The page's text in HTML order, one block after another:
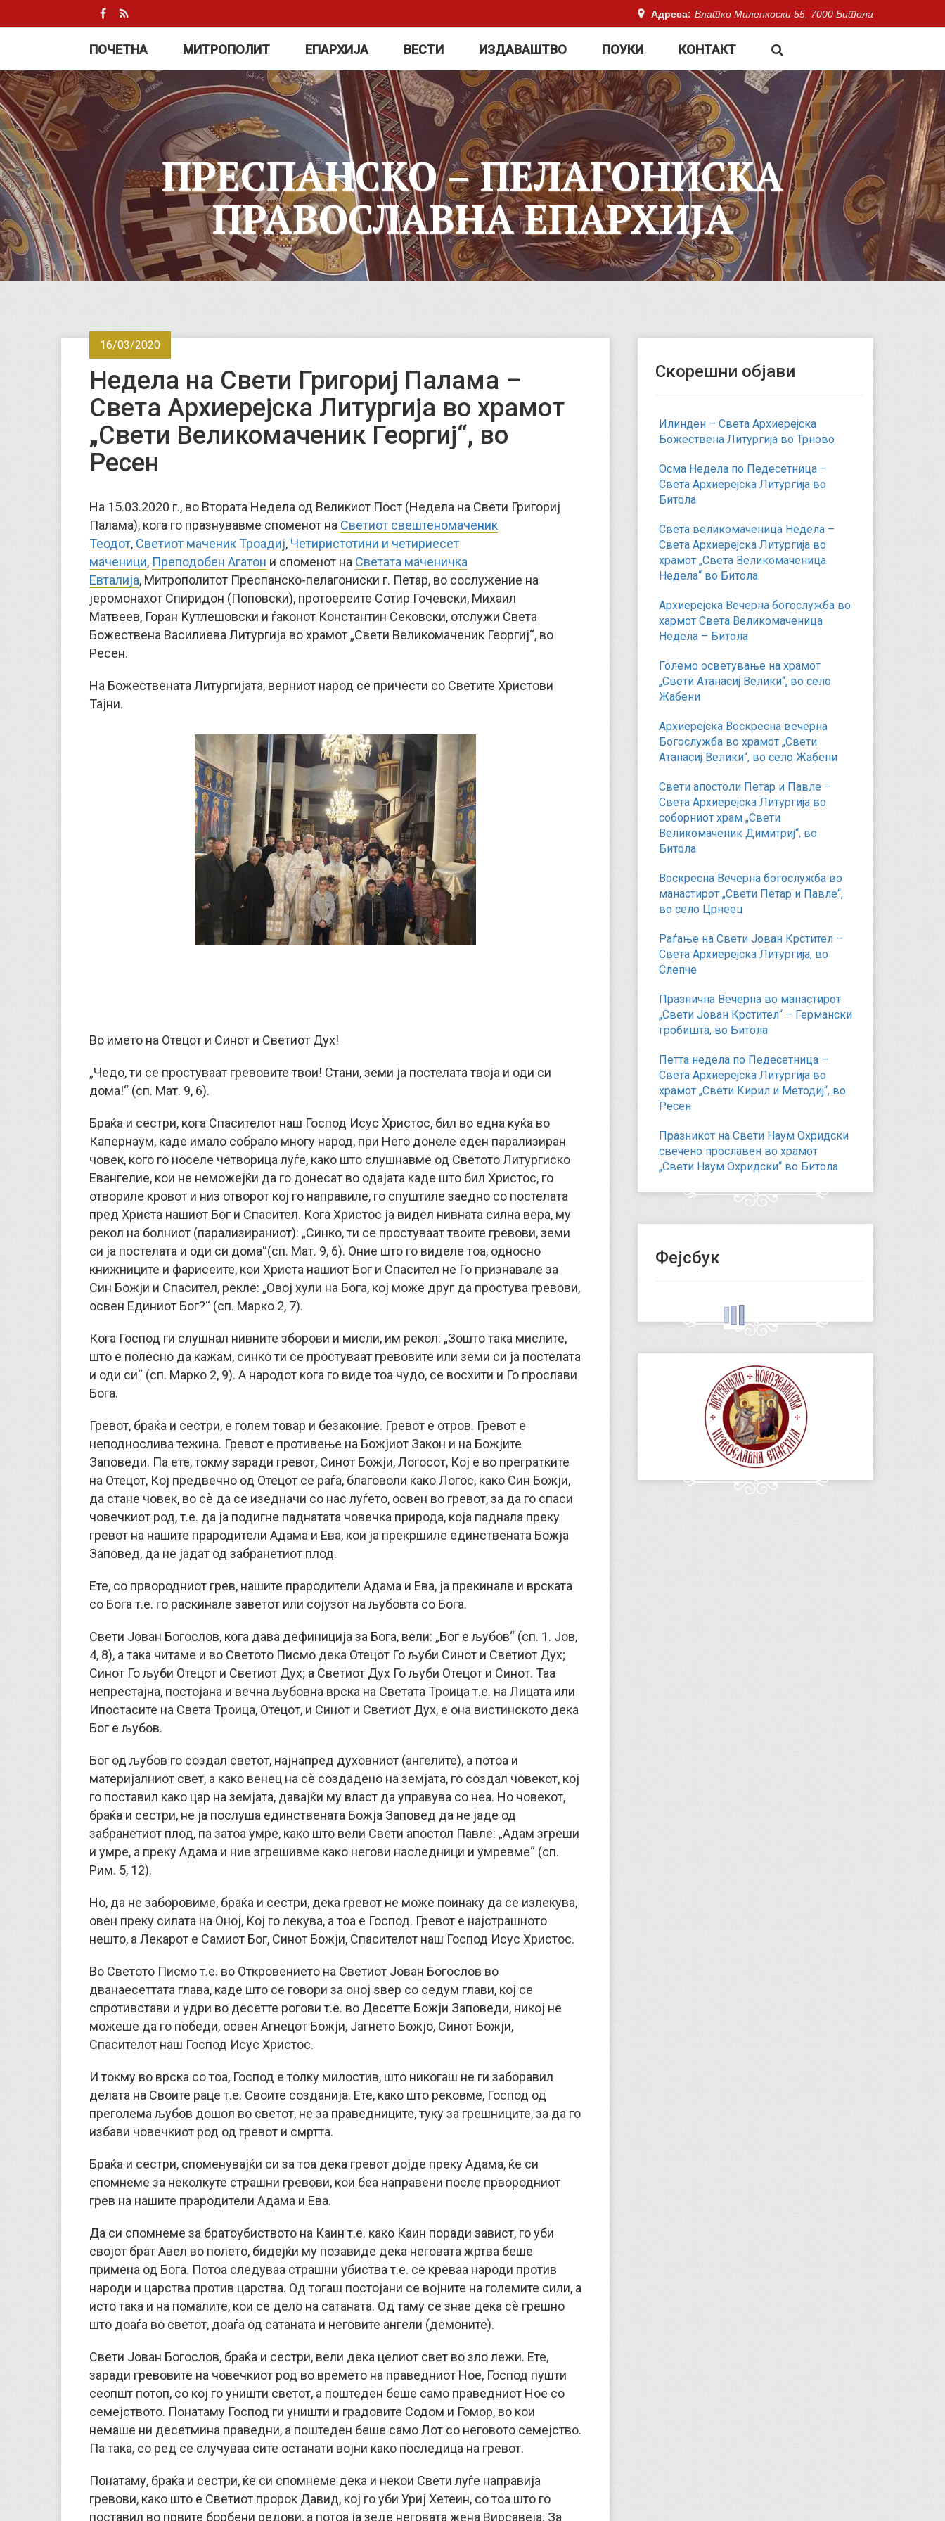
Адреса: Влатко Миленкоски 55, 7000 Битола
ПОЧЕТНА МИТРОПОЛИТ ЕПАРХИЈА ВЕСТИ ИЗДАВАШТВО ПОУКИ КОНТАКТ
ПРЕСПАНСКО – ПЕЛАГОНИСКА
ПРАВОСЛАВНА ЕПАРХИЈА
16/03/2020
Недела на Свети Григориј Палама –
Света Архиерејска Литургија во храмот
„Свети Великомаченик Георгиј“, во
Ресен
На 15.03.2020 г., во Втората Недела од Великиот Пост (Недела на Свети Григориј
Палама), кога го празнувавме споменот на Светиот свештеномаченик
Теодот, Светиот маченик Троадиј, Четиристотини и четириесет
маченици, Преподобен Агатон и споменот на Светата маченичка
Евталија, Митрополитот Преспанско-пелагониски г. Петар, во сослужение на
јеромонахот Спиридон (Поповски), протоереите Сотир Гочевски, Михаил
Матвеев, Горан Кутлешовски и ѓаконот Константин Сековски, отслужи Света
Божествена Василиева Литургија во храмот „Свети Великомаченик Георгиј“, во
Ресен.
На Божествената Литургијата, верниот народ се причести со Светите Христови
Тајни.
Во името на Отецот и Синот и Светиот Дух!
„Чедо, ти се простуваат гревовите твои! Стани, земи ја постелата твоја и оди си
дома!“ (сп. Мат. 9, 6).
Браќа и сестри, кога Спасителот наш Господ Исус Христос, бил во една куќа во
Капернаум, каде имало собрало многу народ, при Него донеле еден парализиран
човек, кого го носеле четворица луѓе, како што слушнавме од Светото Литургиско
Евангелие, кои не неможејќи да го донесат во одајата каде што бил Христос, го
отвориле кровот и низ отворот кој го направиле, го спуштиле заедно со постелата
пред Христа нашиот Бог и Спасител. Кога Христос ја видел нивната силна вера, му
рекол на болниот (парализираниот): „Синко, ти се простуваат твоите гревови, земи
си ја постелата и оди си дома“(сп. Мат. 9, 6). Оние што го виделе тоа, односно
книжниците и фарисеите, кои Христа нашиот Бог и Спасител не Го признавале за
Син Божји и Спасител, рекле: „Овој хули на Бога, кој може друг да простува гревови,
освен Единиот Бог?“ (сп. Марко 2, 7).
Кога Господ ги слушнал нивните зборови и мисли, им рекол: „Зошто така мислите,
што е полесно да кажам, синко ти се простуваат гревовите или земи си ја постелата
и оди си“ (сп. Марко 2, 9). А народот кога го виде тоа чудо, се восхити и Го прослави
Бога.
Гревот, браќа и сестри, е голем товар и безаконие. Гревот е отров. Гревот е
неподнослива тежина. Гревот е противење на Божјиот Закон и на Божјите
Заповеди. Па ете, токму заради гревот, Синот Божји, Логосот, Кој е во прегратките
на Отецот, Кој предвечно од Отецот се раѓа, благоволи како Логос, како Син Божји,
да стане човек, во сè да се изедначи со нас луѓето, освен во гревот, за да го спаси
човечкиот род, т.е. да ја подигне паднатата човечка природа, која паднала преку
гревот на нашите прародители Адама и Ева, кои ја прекршиле единствената Божја
Заповед, да не јадат од забранетиот плод.
Ете, со првородниот грев, нашите прародители Адама и Ева, ја прекинале и врската
со Бога т.е. го раскинале заветот или сојузот на љубовта со Бога.
Свети Јован Богослов, кога дава дефиниција за Бога, вели: „Бог е љубов“ (сп. 1. Јов,
4, 8), а така читаме и во Светото Писмо дека Отецот Го љуби Синот и Светиот Дух;
Синот Го љуби Отецот и Светиот Дух; а Светиот Дух Го љуби Отецот и Синот. Таа
непрестајна, постојана и вечна љубовна врска на Светата Троица т.е. на Лицата или
Ипостасите на Света Троица, Отецот, и Синот и Светиот Дух, е она вистинското дека
Бог е љубов.
Бог од љубов го создал светот, најнапред духовниот (ангелите), а потоа и
материјалниот свет, а како венец на сè создадено на земјата, го создал човекот, кој
го поставил како цар на земјата, давајќи му власт да управува со неа. Но човекот,
браќа и сестри, не ја послуша единствената Божја Заповед да не јаде од
забранетиот плод, па затоа умре, како што вели Свети апостол Павле: „Адам згреши
и умре, а преку Адама и ние згрешивме како негови наследници и умревме“ (сп.
Рим. 5, 12).
Но, да не заборовиме, браќа и сестри, дека гревот не може поинаку да се излекува,
овен преку силата на Оној, Кој го лекува, а тоа е Господ. Гревот е најстрашното
нешто, а Лекарот е Самиот Бог, Синот Божји, Спасителот наш Господ Исус Христос.
Во Светото Писмо т.е. во Откровението на Светиот Јован Богослов во
дванаесеттата глава, каде што се говори за оној ѕвер со седум глави, кој се
спротивстави и удри во десетте рогови т.е. во Десетте Божји Заповеди, никој не
можеше да го победи, освен Агнецот Божји, Јагнето Божјо, Синот Божји,
Спасителот наш Господ Исус Христос.
И токму во врска со тоа, Господ е толку милостив, што никогаш не ги заборавил
делата на Своите раце т.е. Своите созданија. Ете, како што рековме, Господ од
преголема љубов дошол во светот, не за праведниците, туку за грешниците, за да го
избави човечкиот род од гревот и смртта.
Браќа и сестри, споменувајќи си за тоа дека гревот дојде преку Адама, ќе си
спомнеме за неколкуте страшни гревови, кои беа направени после првородниот
грев на нашите прародители Адама и Ева.
Да си спомнеме за братоубиството на Каин т.е. како Каин поради завист, го уби
својот брат Авел во полето, бидејќи му позавиде дека неговата жртва беше
примена од Бога. Потоа следуваа страшни убиства т.е. се креваа народи против
народи и царства против царства. Од тогаш постојани се војните на големите сили, а
исто така и на помалите, кои се дело на сатаната. Од таму се знае дека сè грешно
што доаѓа во светот, доаѓа од сатаната и неговите ангели (демоните).
Свети Јован Богослов, браќа и сестри, вели дека целиот свет во зло лежи. Ете,
заради гревовите на човечкиот род во времето на праведниот Ное, Господ пушти
сеопшт потоп, со кој го уништи светот, а поштеден беше само праведниот Ное со
семејството. Понатаму Господ ги уништи и градовите Содом и Гомор, во кои
немаше ни десетмина праведни, а поштеден беше само Лот со неговото семејство.
Па така, со ред се случуваа сите останати војни како последица на гревот.
Понатаму, браќа и сестри, ќе си спомнеме дека и некои Свети луѓе направија
гревови, како што е Светиот пророк Давид, кој го уби Уриј Хетеин, со тоа што го
поставил во првите борбени редови, а потоа ја зеде неговата жена Вирсавеја. За
Скорешни објави
Илинден – Света Архиерејска
Божествена Литургија во Трново
Осма Недела по Педесетница –
Света Архиерејска Литургија во
Битола
Света великомаченица Недела –
Света Архиерејска Литургија во
храмот „Света Великомаченица
Недела“ во Битола
Архиерејска Вечерна богослужба во
хармот Света Великомаченица
Недела – Битола
Големо осветување на храмот
„Свети Атанасиј Велики“, во село
Жабени
Архиерејска Воскресна вечерна
Богослужба во храмот „Свети
Атанасиј Велики“, во село Жабени
Свети апостоли Петар и Павле –
Света Архиерејска Литургија во
соборниот храм „Свети
Великомаченик Димитриј“, во
Битола
Воскресна Вечерна богослужба во
манастирот „Свети Петар и Павле“,
во село Црнеец
Раѓање на Свети Јован Крстител –
Света Архиерејска Литургија, во
Слепче
Празнична Вечерна во манастирот
„Свети Јован Крстител“ – Германски
гробишта, во Битола
Петта недела по Педесетница –
Света Архиерејска Литургија во
храмот „Свети Кирил и Методиј“, во
Ресен
Празникот на Свети Наум Охридски
свечено прославен во храмот
„Свети Наум Охридски“ во Битола
Фејсбук